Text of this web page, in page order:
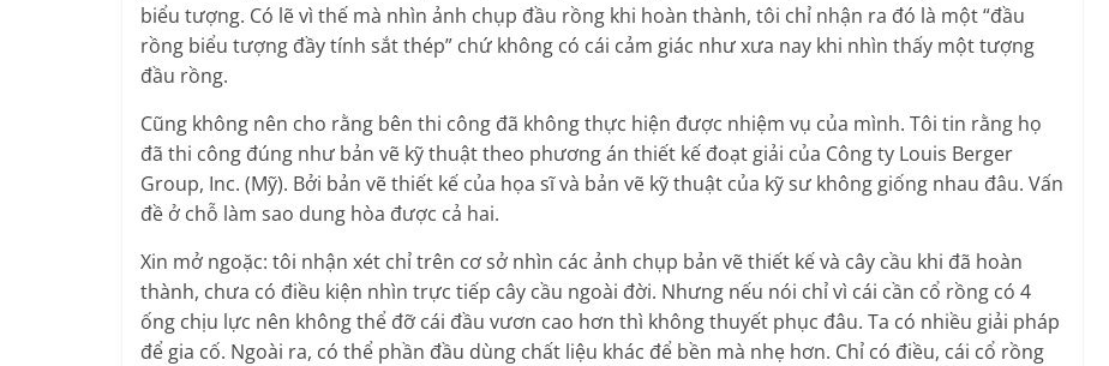
biểu tượng. Có lẽ vì thế mà nhìn ảnh chụp đầu rồng khi hoàn thành, tôi chỉ nhận ra đó là một “đầu
rồng biểu tượng đầy tính sắt thép” chứ không có cái cảm giác như xưa nay khi nhìn thấy một tượng
đầu rồng.
Cũng không nên cho rằng bên thi công đã không thực hiện được nhiệm vụ của mình. Tôi tin rằng họ
đã thi công đúng như bản vẽ kỹ thuật theo phương án thiết kế đoạt giải của Công ty Louis Berger
Group, Inc. (Mỹ). Bởi bản vẽ thiết kế của họa sĩ và bản vẽ kỹ thuật của kỹ sư không giống nhau đâu. Vấn
đề ở chỗ làm sao dung hòa được cả hai.
Xin mở ngoặc: tôi nhận xét chỉ trên cơ sở nhìn các ảnh chụp bản vẽ thiết kế và cây cầu khi đã hoàn
thành, chưa có điều kiện nhìn trực tiếp cây cầu ngoài đời. Nhưng nếu nói chỉ vì cái cần cổ rồng có 4
ống chịu lực nên không thể đỡ cái đầu vươn cao hơn thì không thuyết phục đâu. Ta có nhiều giải pháp
để gia cố. Ngoài ra, có thể phần đầu dùng chất liệu khác để bền mà nhẹ hơn. Chỉ có điều, cái cổ rồng